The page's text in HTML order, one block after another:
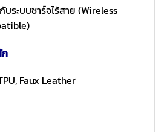
บระบบชาร์จไร้สาย (Wireless
Faux Leather